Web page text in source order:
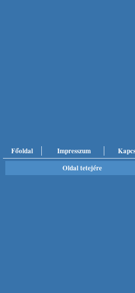
Főoldal Impresszum
Oldal tetejére